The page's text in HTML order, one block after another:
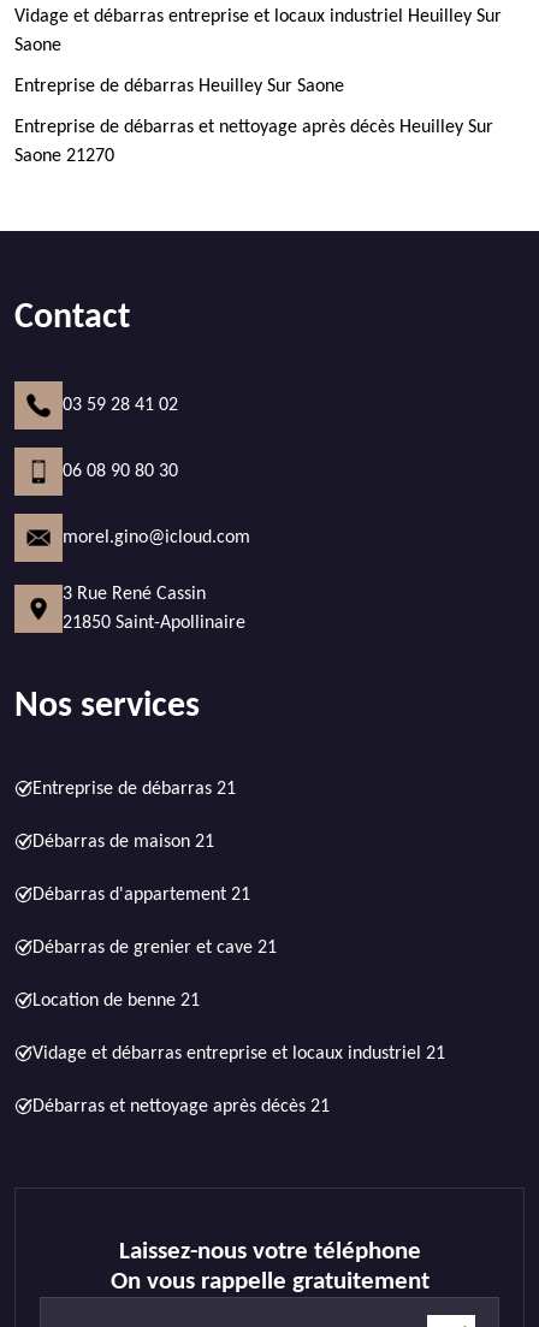
Vidage et débarras entreprise et locaux industriel Heuilley Sur
Saone
Entreprise de débarras Heuilley Sur Saone
Entreprise de débarras et nettoyage après décès Heuilley Sur
Saone 21270
Contact
03 59 28 41 02
06 08 90 80 30
morel.gino@icloud.com
3 Rue René Cassin
21850 Saint-Apollinaire
Nos services
Entreprise de débarras 21
Débarras de maison 21
Débarras d'appartement 21
Débarras de grenier et cave 21
Location de benne 21
Vidage et débarras entreprise et locaux industriel 21
Débarras et nettoyage après décès 21
Laissez-nous votre téléphone
On vous rappelle gratuitement